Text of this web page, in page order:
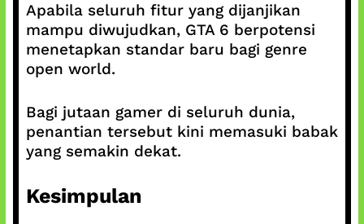
Apabila seluruh fitur yang dijanjikan
mampu diwujudkan, GTA 6 berpotensi
menetapkan standar baru bagi genre
open world.
Bagi jutaan gamer di seluruh dunia,
penantian tersebut kini memasuki babak
yang semakin dekat.
Kesimpulan